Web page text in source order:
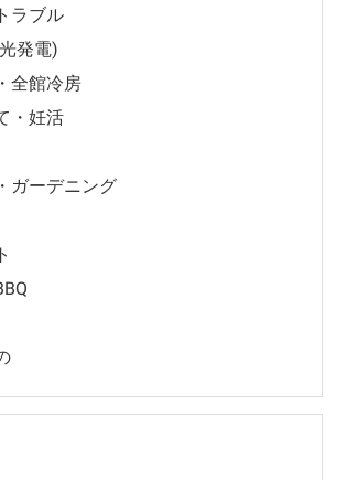
ラブル
発電)
全館冷房
・妊活
ガーデニング